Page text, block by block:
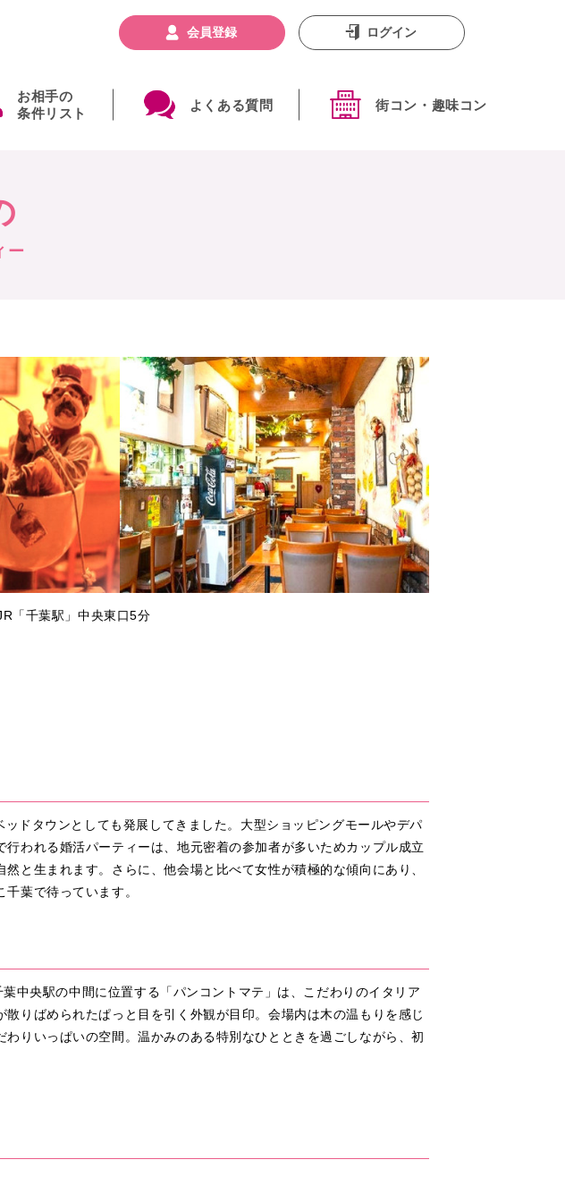
お相手の
条件リスト
よくある質問 街コン・趣味コン
会員登録 ログイン
ー
「千葉駅」中央東口5分
ドタウンとしても発展してきました。大型ショッピングモールやデパ
われる婚活パーティーは、地元密着の参加者が多いためカップル成立
と生まれます。さらに、他会場と比べて女性が積極的な傾向にあり、
葉で待っています。
中央駅の中間に位置する「パンコントマテ」は、こだわりのイタリア
りばめられたぱっと目を引く外観が目印。会場内は木の温もりを感じ
りいっぱいの空間。温かみのある特別なひとときを過ごしながら、初